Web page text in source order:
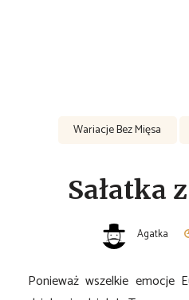
Wariacje Bez Mięsa
Sałatka
Agatka
Ponieważ wszelkie emocje